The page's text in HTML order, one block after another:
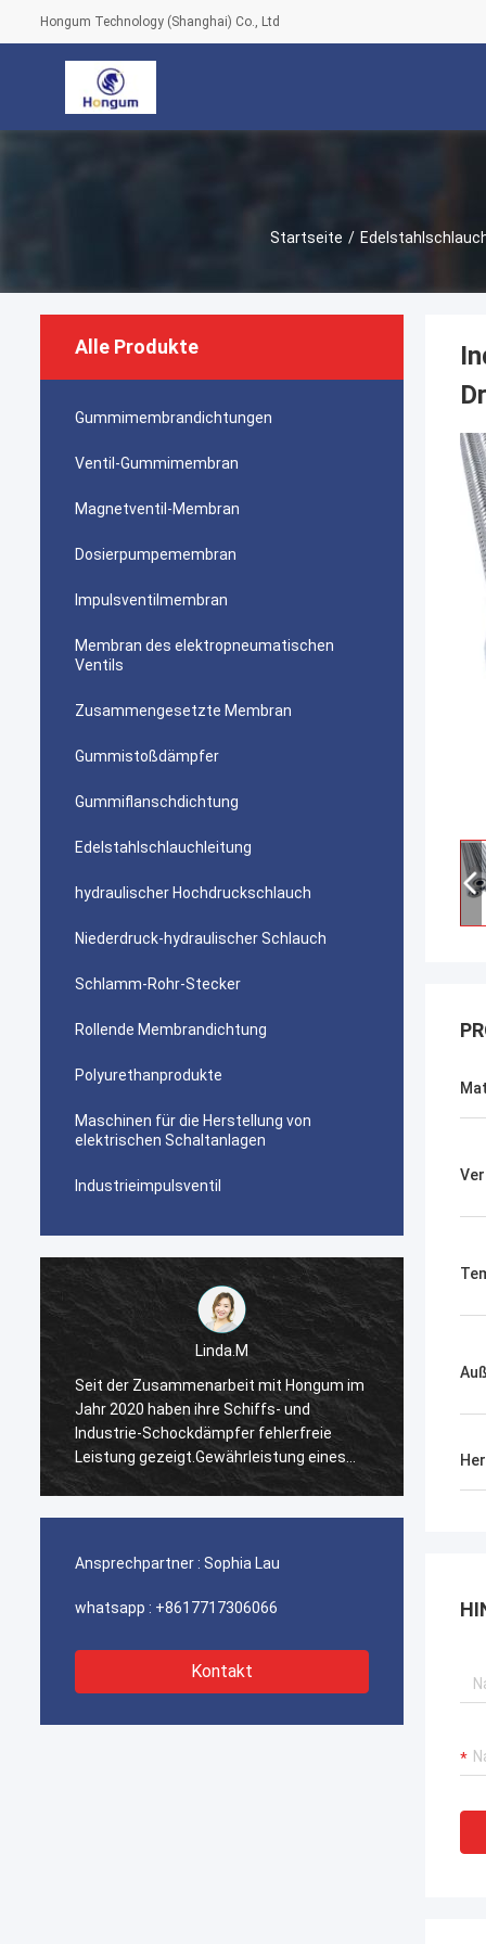
Hongum Technology (Shanghai) Co., Ltd
Startseite /
Alle Produkte
Gummimembrandichtungen
Ventil-Gummimembran
Magnetventil-Membran
Dosierpumpemembran
Impulsventilmembran
Membran des elektropneumatischen
Ventils
Zusammengesetzte Membran
Gummistoßdämpfer
Gummiflanschdichtung
Edelstahlschlauchleitung
hydraulischer Hochdruckschlauch
Niederdruck-hydraulischer Schlauch
Schlamm-Rohr-Stecker
Rollende Membrandichtung
Polyurethanprodukte
Maschinen für die Herstellung von
elektrischen Schaltanlagen
Industrieimpulsventil
Linda.M
Seit der Zusammenarbeit mit Hongum im
Jahr 2020 haben ihre Schiffs- und
Industrie-Schockdämpfer fehlerfreie
Leistung gezeigt.Gewährleistung eines
ununterbrochenen Betriebs unserer
Ansprechpartner : Sophia Lau
whatsapp : +8617717306066
Kontakt